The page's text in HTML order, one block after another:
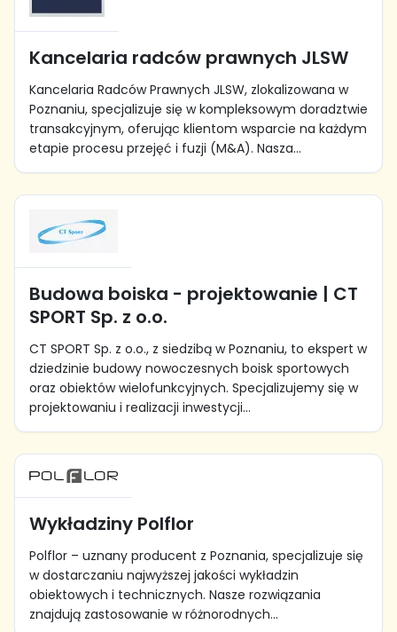
Kancelaria radców prawnych JLSW
Kancelaria Radców Prawnych JLSW, zlokalizowana w
Poznaniu, specjalizuje się w kompleksowym doradztwie
transakcyjnym, oferując klientom wsparcie na każdym
etapie procesu przejęć i fuzji (M&A). Nasza...
Budowa boiska - projektowanie | CT
SPORT Sp. z o.o.
CT SPORT Sp. z o.o., z siedzibą w Poznaniu, to ekspert w
dziedzinie budowy nowoczesnych boisk sportowych
oraz obiektów wielofunkcyjnych. Specjalizujemy się w
projektowaniu i realizacji inwestycji...
Wykładziny Polflor
Polflor – uznany producent z Poznania, specjalizuje się
w dostarczaniu najwyższej jakości wykładzin
obiektowych i technicznych. Nasze rozwiązania
znajdują zastosowanie w różnorodnych...